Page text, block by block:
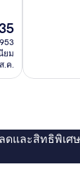
ยม
.ค.
ดและสิทธิพิเศ